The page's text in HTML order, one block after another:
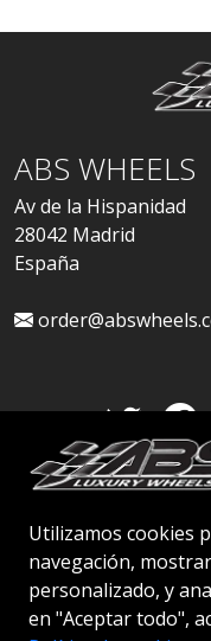
Utilizamos cookies
navegación,
personalizado, y
en "Aceptar todo",
ABS WHEELS
Av de la Hispanidad
28042 Madrid
España
© 2026 ABS